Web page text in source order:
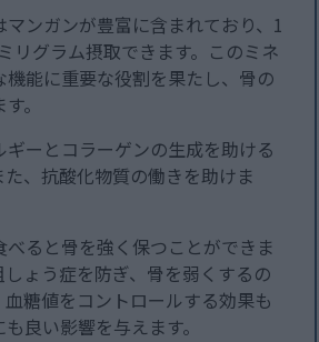
ンガンが豊富に含まれており、1
リグラム摂取できます。このミネ
機能に重要な役割を果たし、骨の
。
ギーとコラーゲンの生成を助ける
、抗酸化物質の働きを助けま
べると骨を強く保つことができま
ょう症を防ぎ、骨を弱くするの
糖値をコントロールする効果も
良い影響を与えます。